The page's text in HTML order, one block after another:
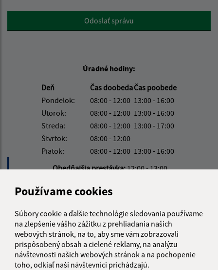
Používame cookies
Súbory cookie a ďalšie technológie sledovania používame
na zlepšenie vášho zážitku z prehliadania našich
webových stránok, na to, aby sme vám zobrazovali
prispôsobený obsah a cielené reklamy, na analýzu
návštevnosti našich webových stránok a na pochopenie
toho, odkiaľ naši návštevníci prichádzajú.
Google reCaptcha ResponseOdoslať správu
Úradné hodiny:
Deň
Čas doobedaČas poobede
Pondelok:
08:00 - 12:00 13:00 - 16:00
Utorok:
08:00 - 12:00 13:00 - 16:00
Streda:
08:00 - 12:00 13:00 - 17:00
Štvrtok:
08:00 - 12:00
Piatok:
08:00 - 12:00 13:00 - 16:00
Obedňajšia prestávka:12:00 - 13:00
Obecný úrad Víťaz
Víťaz č. 111
082 38 Víťaz
info@obecvitaz.sk